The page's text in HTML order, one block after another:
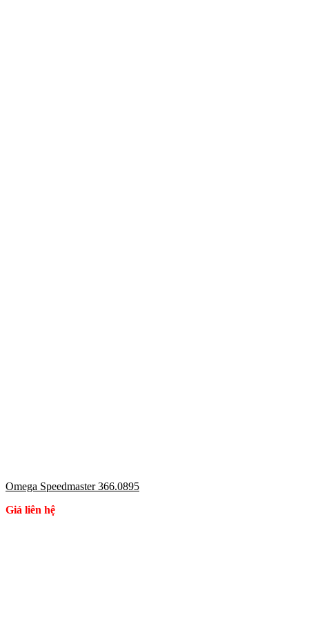
Omega Speedmaster 366.0895
Giá liên hệ